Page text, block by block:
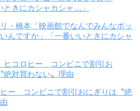
リ・橋本「映画館でなんでみんなポッ
んですか」「一番いいときにカシャ
ヒー コンビニで割引おにぎりは〝絶